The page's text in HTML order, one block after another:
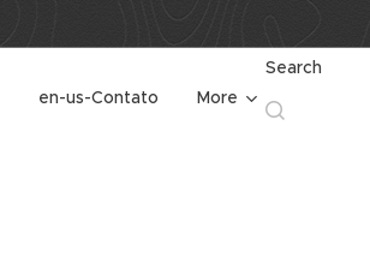
en-us-Contato More
Search